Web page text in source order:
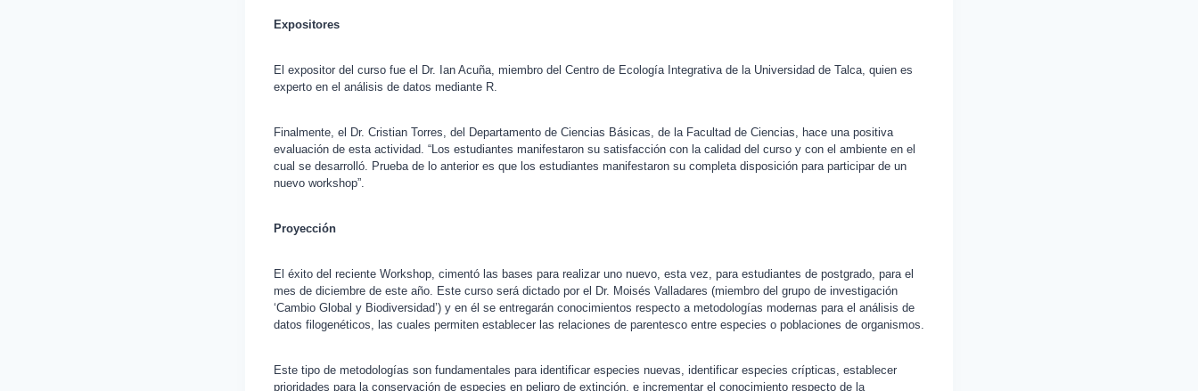
Expositores
El expositor del curso fue el Dr. Ian Acuña, miembro del Centro de Ecología Integrativa de la Universidad de Talca, quien es
experto en el análisis de datos mediante R.
Finalmente, el Dr. Cristian Torres, del Departamento de Ciencias Básicas, de la Facultad de Ciencias, hace una positiva
evaluación de esta actividad. “Los estudiantes manifestaron su satisfacción con la calidad del curso y con el ambiente en el
cual se desarrolló. Prueba de lo anterior es que los estudiantes manifestaron su completa disposición para participar de un
nuevo workshop”.
Proyección
El éxito del reciente Workshop, cimentó las bases para realizar uno nuevo, esta vez, para estudiantes de postgrado, para el
mes de diciembre de este año. Este curso será dictado por el Dr. Moisés Valladares (miembro del grupo de investigación
‘Cambio Global y Biodiversidad’) y en él se entregarán conocimientos respecto a metodologías modernas para el análisis de
datos filogenéticos, las cuales permiten establecer las relaciones de parentesco entre especies o poblaciones de organismos.
Este tipo de metodologías son fundamentales para identificar especies nuevas, identificar especies crípticas, establecer
prioridades para la conservación de especies en peligro de extinción, e incrementar el conocimiento respecto de la